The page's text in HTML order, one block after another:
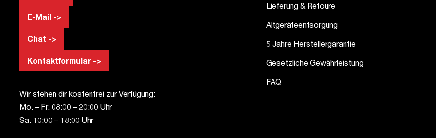
E-Mail ->
Chat ->
Kontaktformular ->
Wir stehen dir kostenfrei zur Verfügung:
Mo. – Fr. 08:00 – 20:00 Uhr
Sa. 10:00 – 18:00 Uhr
Lieferung & Retoure
Altgeräteentsorgung
5 Jahre Herstellergarantie
Gesetzliche Gewährleistung
FAQ